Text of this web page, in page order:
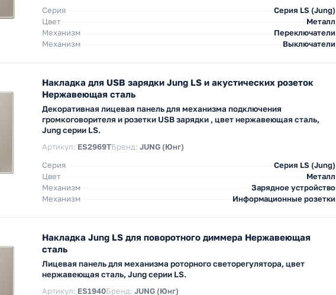
Серия
Серия LS (Jung)
Цвет
Металл
Механизм
Переключатели
Механизм
Выключатели
Накладка для USB зарядки Jung LS и акустических розеток
Нержавеющая сталь
Декоративная лицевая панель для механизма подключения
громкоговорителя и розетки USB зарядки , цвет нержавеющая сталь,
Jung серии LS.
Артикул: ES2969TБренд: JUNG (Юнг)
Серия
Серия LS (Jung)
Цвет
Металл
Механизм
Зарядное устройство
Механизм
Информационные розетки
Накладка Jung LS для поворотного диммера Нержавеющая
сталь
Лицевая панель для механизма роторного светорегулятора, цвет
нержавеющая сталь, Jung серии LS.
Артикул: ES1940Бренд: JUNG (Юнг)